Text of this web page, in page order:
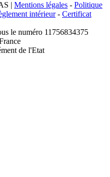
| Mentions légales - Politique
intérieur- Certificat
le numéro 11756834375
de l'Etat